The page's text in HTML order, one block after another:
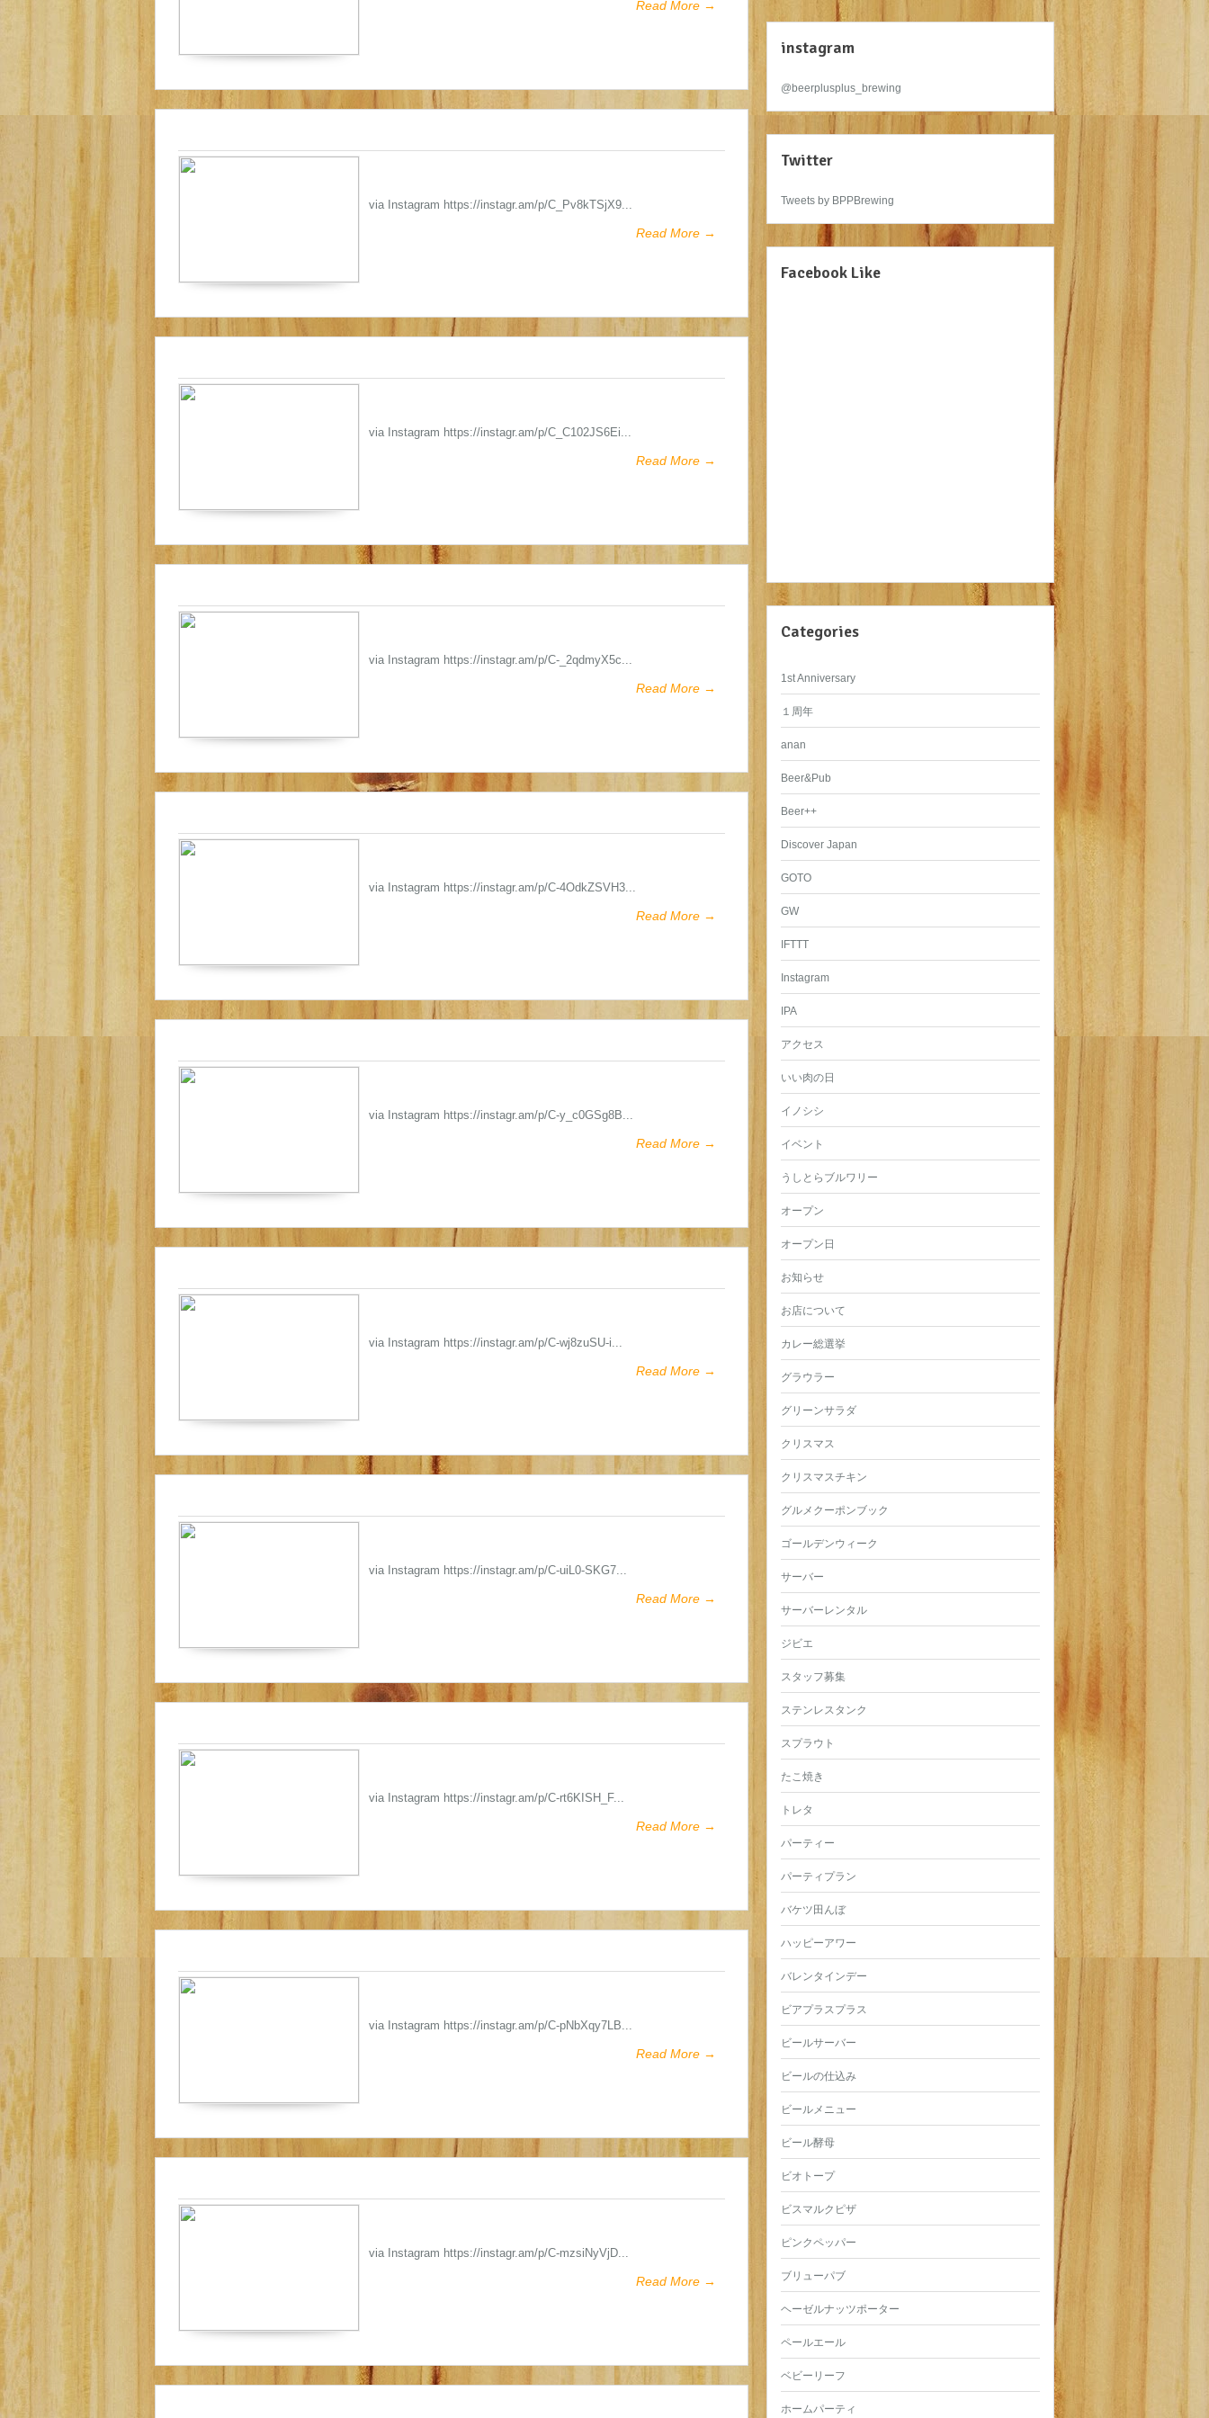
Read More →
via Instagram https://instagr.am/p/C_Pv8kTSjX9...
Read More →
via Instagram https://instagr.am/p/C_C102JS6Ei...
Read More →
via Instagram https://instagr.am/p/C-_2qdmyX5c...
Read More →
via Instagram https://instagr.am/p/C-4OdkZSVH3...
Read More →
via Instagram https://instagr.am/p/C-y_c0GSg8B...
Read More →
via Instagram https://instagr.am/p/C-wj8zuSU-i...
Read More →
via Instagram https://instagr.am/p/C-uiL0-SKG7...
Read More →
via Instagram https://instagr.am/p/C-rt6KISH_F...
Read More →
via Instagram https://instagr.am/p/C-pNbXqy7LB...
Read More →
via Instagram https://instagr.am/p/C-mzsiNyVjD...
Read More →
instagram
@beerplusplus_brewing
Twitter
Tweets by BPPBrewing
Facebook Like
Categories
1st Anniversary
１周年
anan
Beer&Pub
Beer++
Discover Japan
GOTO
GW
IFTTT
Instagram
IPA
アクセス
いい肉の日
イノシシ
イベント
うしとらブルワリー
オープン
オープン日
お知らせ
お店について
カレー総選挙
グラウラー
グリーンサラダ
クリスマス
クリスマスチキン
グルメクーポンブック
ゴールデンウィーク
サーバー
サーバーレンタル
ジビエ
スタッフ募集
ステンレスタンク
スプラウト
たこ焼き
トレタ
パーティー
パーティプラン
バケツ田んぼ
ハッピーアワー
バレンタインデー
ビアプラスプラス
ビールサーバー
ビールの仕込み
ビールメニュー
ビール酵母
ビオトープ
ビスマルクピザ
ピンクペッパー
ブリューパブ
ヘーゼルナッツポーター
ペールエール
ベビーリーフ
ホームパーティ